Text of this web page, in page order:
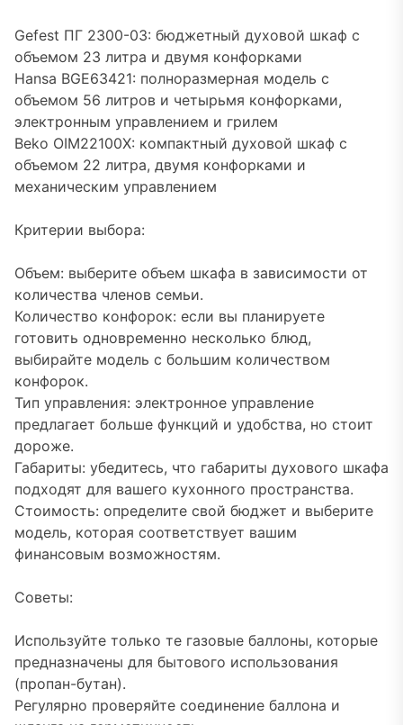
Gefest ПГ 2300-03: бюджетный духовой шкаф с
объемом 23 литра и двумя конфорками
Hansa BGE63421: полноразмерная модель с
объемом 56 литров и четырьмя конфорками,
электронным управлением и грилем
Beko OIM22100X: компактный духовой шкаф с
объемом 22 литра, двумя конфорками и
механическим управлением
Критерии выбора:
Объем: выберите объем шкафа в зависимости от
количества членов семьи.
Количество конфорок: если вы планируете
готовить одновременно несколько блюд,
выбирайте модель с большим количеством
конфорок.
Тип управления: электронное управление
предлагает больше функций и удобства, но стоит
дороже.
Габариты: убедитесь, что габариты духового шкафа
подходят для вашего кухонного пространства.
Стоимость: определите свой бюджет и выберите
модель, которая соответствует вашим
финансовым возможностям.
Советы:
Используйте только те газовые баллоны, которые
предназначены для бытового использования
(пропан-бутан).
Регулярно проверяйте соединение баллона и